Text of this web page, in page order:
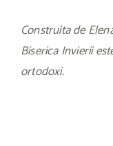
Construita de
Biserica Invierii
ortodoxi.